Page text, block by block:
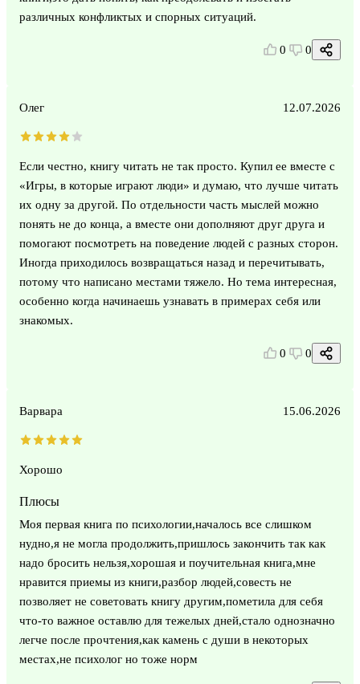
различных конфликтых и спорных ситуаций.
0 0
Олег 12.07.2026
Если честно, книгу читать не так просто. Купил ее вместе с
«Игры, в которые играют люди» и думаю, что лучше читать
их одну за другой. По отдельности часть мыслей можно
понять не до конца, а вместе они дополняют друг друга и
помогают посмотреть на поведение людей с разных сторон.
Иногда приходилось возвращаться назад и перечитывать,
потому что написано местами тяжело. Но тема интересная,
особенно когда начинаешь узнавать в примерах себя или
знакомых.
0 0
Варвара 15.06.2026
Хорошо
Плюсы
Моя первая книга по психологии,началось все слишком
нудно,я не могла продолжить,пришлось закончить так как
надо бросить нельзя,хорошая и поучительная книга,мне
нравится приемы из книги,разбор людей,совесть не
позволяет не советовать книгу другим,пометила для себя
что-то важное оставлю для тежелых дней,стало однозначно
легче после прочтения,как камень с души в некоторых
местах,не психолог но тоже норм